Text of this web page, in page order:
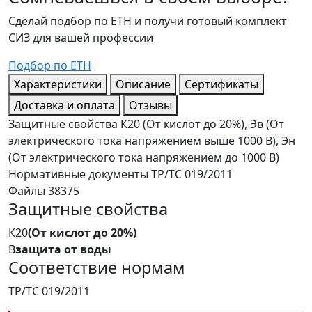
Сделай подбор по ЕТН и получи готовый комплект
СИЗ для вашей профессии
Подбор по ЕТН
Характеристики
Описание
Сертификаты
Доставка и оплата
Отзывы
Защитные свойства К20 (От кислот до 20%), Эв (От
электрического тока напряжением выше 1000 В), Эн
(От электрического тока напряжением до 1000 В)
Нормативные документы ТР/ТС 019/2011
Файлы 38375
Защитные свойства
К20(От кислот до 20%)
Взащита от воды
Соответствие нормам
ТР/ТС 019/2011